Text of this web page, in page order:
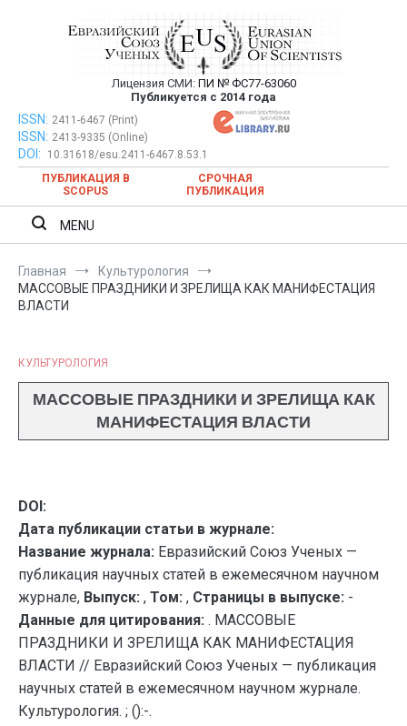
Евразийский Союз Ученых —
публикация научных статей в
ежемесячном научном журнале
Лицензия СМИ: ПИ № ФС77-63060
Публикуется с 2014 года
Евразийский Союз Ученых — публикация научных статей в
ежемесячном научном журнале
ISSN: 2411-6467 (Print)
ISSN: 2413-9335 (Online)
DOI:
10.31618/esu.2411-6467.8.53.1
ПУБЛИКАЦИЯ В
SCOPUS
СРОЧНАЯ
ПУБЛИКАЦИЯ
MENU
Главная
Культурология
МАССОВЫЕ ПРАЗДНИКИ И ЗРЕЛИЩА КАК МАНИФЕСТАЦИЯ
ВЛАСТИ
КУЛЬТУРОЛОГИЯ
МАССОВЫЕ ПРАЗДНИКИ И ЗРЕЛИЩА КАК
МАНИФЕСТАЦИЯ ВЛАСТИ
DOI:
Дата публикации статьи в журнале:
Название журнала: Евразийский Союз Ученых —
публикация научных статей в ежемесячном научном
журнале, Выпуск: , Том: , Страницы в выпуске: -
Данные для цитирования: . МАССОВЫЕ
ПРАЗДНИКИ И ЗРЕЛИЩА КАК МАНИФЕСТАЦИЯ
ВЛАСТИ // Евразийский Союз Ученых — публикация
научных статей в ежемесячном научном журнале.
Культурология. ; ():-.